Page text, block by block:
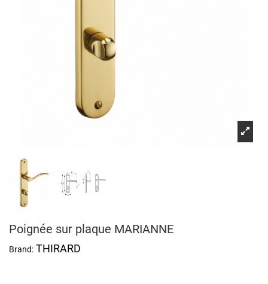
Poignée sur plaque MARIANNE
Brand: THIRARD